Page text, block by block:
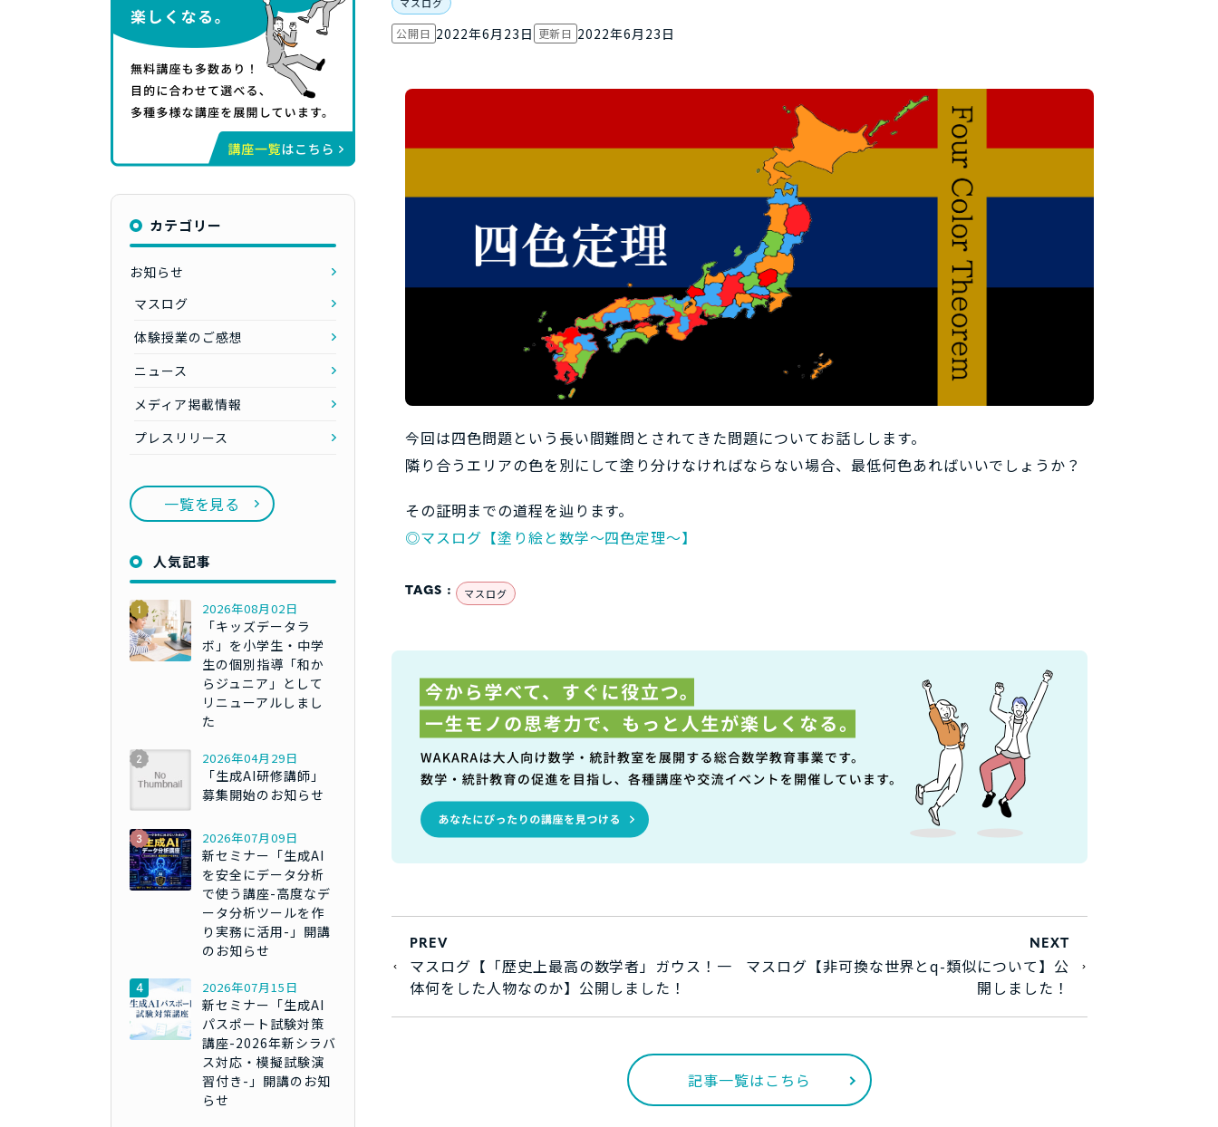
マスログ
公開日 2022年6月23日 更新日 2022年6月23日
今回は四色問題という長い間難問とされてきた問題についてお話しします。
隣り合うエリアの色を別にして塗り分けなければならない場合、最低何色あればいいでしょうか？
その証明までの道程を辿ります。
◎マスログ【塗り絵と数学～四色定理～】
TAGS : マスログ
PREV
マスログ【「歴史上最高の数学者」ガウス！一
体何をした人物なのか】公開しました！
NEXT
マスログ【非可換な世界とq-類似について】公
開しました！
記事一覧はこちら
カテゴリー
お知らせ
マスログ
体験授業のご感想
ニュース
メディア掲載情報
プレスリリース
一覧を見る
人気記事
2026年08月02日
「キッズデータラ
ボ」を小学生・中学
生の個別指導「和か
らジュニア」として
リニューアルしまし
た
2026年04月29日
「生成AI研修講師」
募集開始のお知らせ
2026年07月09日
新セミナー「生成AI
を安全にデータ分析
で使う講座-高度なデ
ータ分析ツールを作
り実務に活用-」開講
のお知らせ
2026年07月15日
新セミナー「生成AI
パスポート試験対策
講座-2026年新シラバ
ス対応・模擬試験演
習付き-」開講のお知
らせ